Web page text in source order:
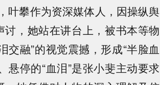
叶攀作为资深媒体人，因操纵舆
，她站在讲台上，被书本等物
融”的视觉震撼，形成“半脸血
悬停的“血泪”是张小斐主动要求